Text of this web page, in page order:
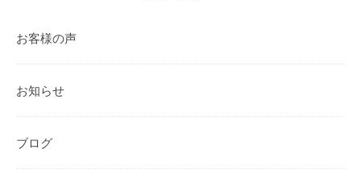
お客様の声
お知らせ
ブログ